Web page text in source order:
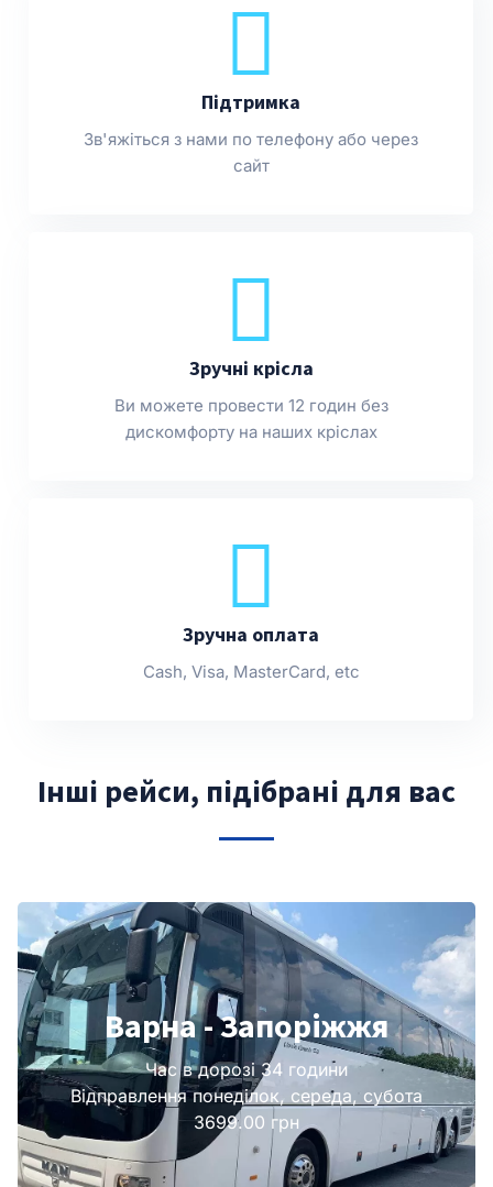
Підтримка
Зв'яжіться з нами по телефону або через
сайт
Зручні крісла
Ви можете провести 12 годин без
дискомфорту на наших кріслах
Зручна оплата
Cash, Visa, MasterCard, etc
Інші рейси, підібрані для вас
Варна - Запоріжжя
Час в дорозі 34 години
Відправлення понеділок, середа, субота
3699.00 грн